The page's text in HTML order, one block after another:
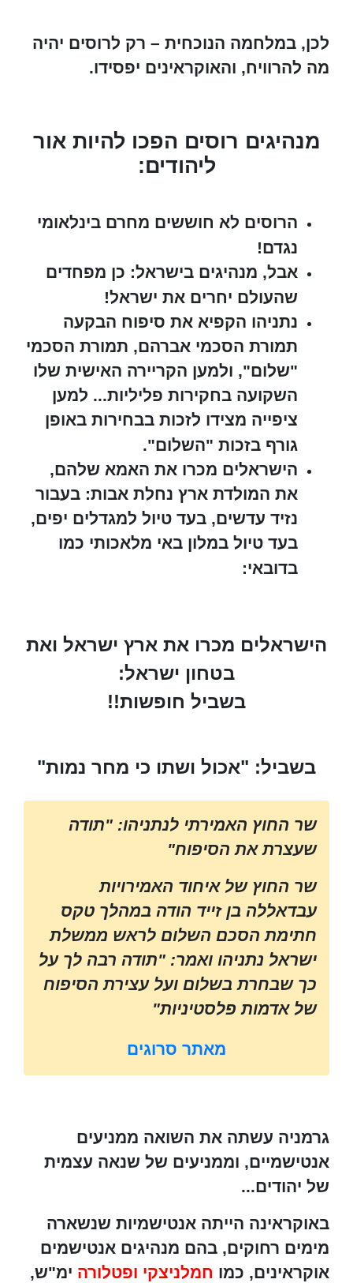
לכן, במלחמה הנוכחית – רק לרוסים יהיה
מה להרוויח, והאוקראינים יפסידו.
מנהיגים רוסים הפכו להיות אור
ליהודים:
הרוסים לא חוששים מחרם בינלאומי
נגדם!
אבל, מנהיגים בישראל: כן מפחדים
שהעולם יחרים את ישראל!
נתניהו הקפיא את סיפוח הבקעה
תמורת הסכמי אברהם, תמורת הסכמי
"שלום", ולמען הקריירה האישית שלו
השקועה בחקירות פליליות... למען
ציפייה מצידו לזכות בבחירות באופן
גורף בזכות "השלום".
הישראלים מכרו את האמא שלהם,
את המולדת ארץ נחלת אבות: בעבור
נזיד עדשים, בעד טיול למגדלים יפים,
בעד טיול במלון באי מלאכותי כמו
בדובאי:
הישראלים מכרו את ארץ ישראל ואת
בטחון ישראל:
בשביל חופשות!!
בשביל: "אכול ושתו כי מחר נמות"
שר החוץ האמירתי לנתניהו: "תודה
שעצרת את הסיפוח"
שר החוץ של איחוד האמירויות
עבדאללה בן זייד הודה במהלך טקס
חתימת הסכם השלום לראש ממשלת
ישראל נתניהו ואמר: "תודה רבה לך על
כך שבחרת בשלום ועל עצירת הסיפוח
של אדמות פלסטיניות"
מאתר סרוגים
גרמניה עשתה את השואה ממניעים
אנטישמיים, וממניעים של שנאה עצמית
של יהודים...
באוקראינה הייתה אנטישמיות שנשארה
מימים רחוקים, בהם מנהיגים אנטישמים
אוקראינים, כמו חמלניצקי ופטלורה ימ"ש,